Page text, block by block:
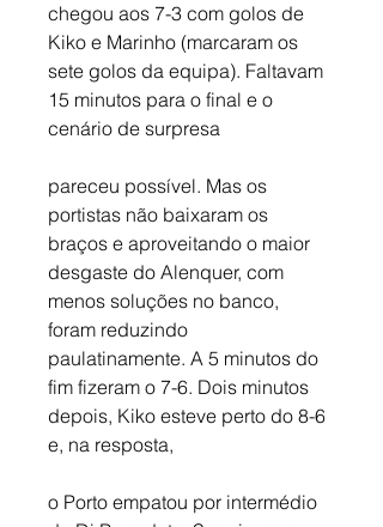
chegou aos 7-3 com golos de
Kiko e Marinho (marcaram os
sete golos da equipa). Faltavam
15 minutos para o final e o
cenário de surpresa
pareceu possível. Mas os
portistas não baixaram os
braços e aproveitando o maior
desgaste do Alenquer, com
menos soluções no banco,
foram reduzindo
paulatinamente. A 5 minutos do
fim fizeram o 7-6. Dois minutos
depois, Kiko esteve perto do 8-6
e, na resposta,
o Porto empatou por intermédio